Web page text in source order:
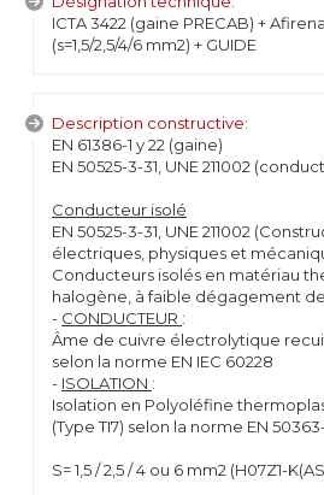
ICTA 3422 (gaine PRECAB) +
(s=1,5/2,5/4/6 mm2) + GUIDE
Description constructive:
EN 61386-1 y 22 (gaine)
EN 50525-3-31, UNE 211002
Conducteur isolé
EN 50525-3-31, UNE 211002
électriques, physiques et
Conducteurs isolés en matériau
halogène, à faible dégagement
- CONDUCTEUR :
Âme de cuivre électrolytique
selon la norme EN IEC 60228
- ISOLATION :
Isolation en Polyoléfine
(Type TI7) selon la norme EN
S= 1,5 / 2,5 / 4 ou 6 mm2 (H07Z1-